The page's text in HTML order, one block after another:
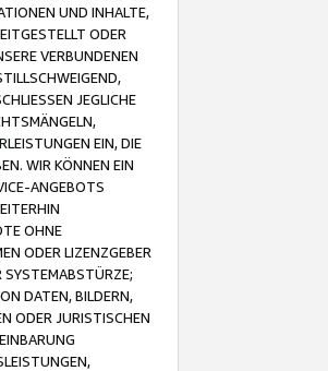
UND INHALTE,
ODER
VERBUNDENEN
JEGLICHE
EIN, DIE
WIR KÖNNEN EIN
ANGEBOTS
OHNE
ODER LIZENZGEBER
SYSTEMABSTÜRZE;
DATEN, BILDERN,
ODER JURISTISCHEN